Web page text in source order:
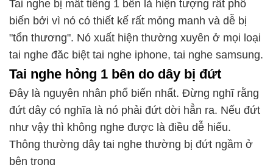
Tai nghe bị mất tiếng 1 bên là hiện tượng rất phổ
biến bởi vì nó có thiết kế rất mỏng manh và dễ bị
"tổn thương". Nó xuất hiện thường xuyên ở mọi loại
tai nghe đăc biệt tai nghe iphone, tai nghe samsung.
Tai nghe hỏng 1 bên do dây bị đứt
Đây là nguyên nhân phổ biến nhất. Đừng nghĩ rằng
đứt dây có nghĩa là nó phải đứt dời hẳn ra. Nếu đứt
như vậy thì không nghe được là điều dễ hiểu.
Thông thường dây tai nghe thường bị đứt ngầm ở
bên trong